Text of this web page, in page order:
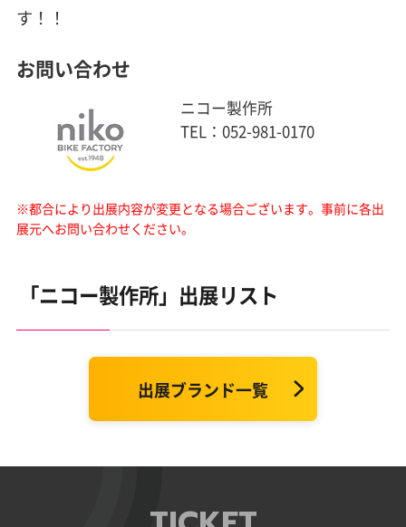
す！！
お問い合わせ
ニコー製作所
TEL：052-981-0170
※都合により出展内容が変更となる場合ございます。 事前に各出
展元へお問い合わせください。
「ニコー製作所」出展リスト
出展ブランド一覧